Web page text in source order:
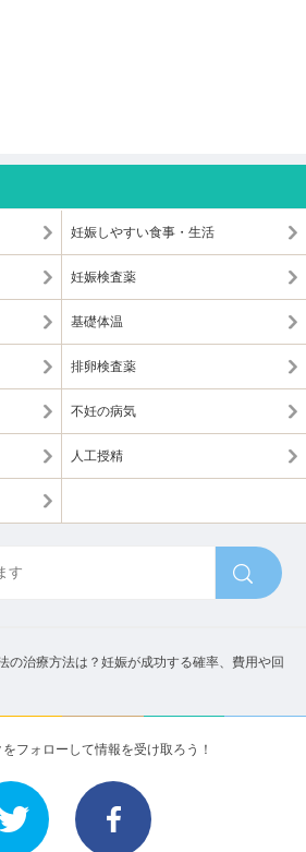
妊娠しやすい食事・生活
妊娠検査薬
基礎体温
排卵検査薬
不妊の病気
人工授精
の治療方法は？妊娠が成功する確率、費用や回
フォローして情報を受け取ろう！